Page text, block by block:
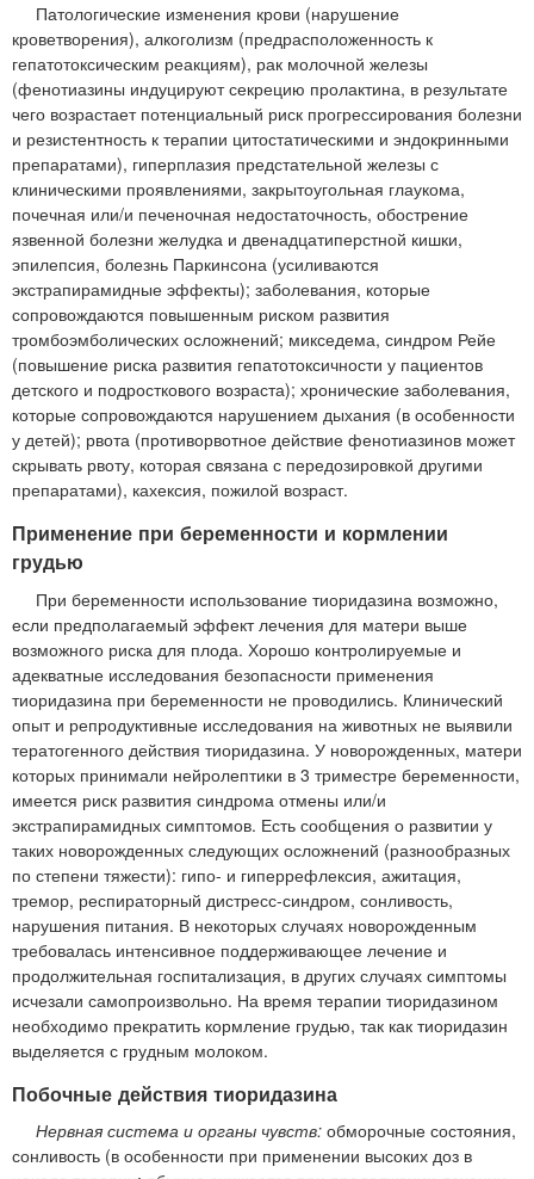
Патологические изменения крови (нарушение
кроветворения), алкоголизм (предрасположенность к
гепатотоксическим реакциям), рак молочной железы
(фенотиазины индуцируют секрецию пролактина, в результате
чего возрастает потенциальный риск прогрессирования болезни
и резистентность к терапии цитостатическими и эндокринными
препаратами), гиперплазия предстательной железы с
клиническими проявлениями, закрытоугольная глаукома,
почечная или/и печеночная недостаточность, обострение
язвенной болезни желудка и двенадцатиперстной кишки,
эпилепсия, болезнь Паркинсона (усиливаются
экстрапирамидные эффекты); заболевания, которые
сопровождаются повышенным риском развития
тромбоэмболических осложнений; микседема, синдром Рейе
(повышение риска развития гепатотоксичности у пациентов
детского и подросткового возраста); хронические заболевания,
которые сопровождаются нарушением дыхания (в особенности
у детей); рвота (противорвотное действие фенотиазинов может
скрывать рвоту, которая связана с передозировкой другими
препаратами), кахексия, пожилой возраст.
Применение при беременности и кормлении
грудью
При беременности использование тиоридазина возможно,
если предполагаемый эффект лечения для матери выше
возможного риска для плода. Хорошо контролируемые и
адекватные исследования безопасности применения
тиоридазина при беременности не проводились. Клинический
опыт и репродуктивные исследования на животных не выявили
тератогенного действия тиоридазина. У новорожденных, матери
которых принимали нейролептики в 3 триместре беременности,
имеется риск развития синдрома отмены или/и
экстрапирамидных симптомов. Есть сообщения о развитии у
таких новорожденных следующих осложнений (разнообразных
по степени тяжести): гипо- и гиперрефлексия, ажитация,
тремор, респираторный дистресс-синдром, сонливость,
нарушения питания. В некоторых случаях новорожденным
требовалась интенсивное поддерживающее лечение и
продолжительная госпитализация, в других случаях симптомы
исчезали самопроизвольно. На время терапии тиоридазином
необходимо прекратить кормление грудью, так как тиоридазин
выделяется с грудным молоком.
Побочные действия тиоридазина
Нервная система и органы чувств: обморочные состояния,
сонливость (в особенности при применении высоких доз в